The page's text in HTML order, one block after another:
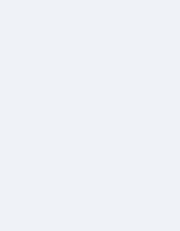
バ
か
【
【